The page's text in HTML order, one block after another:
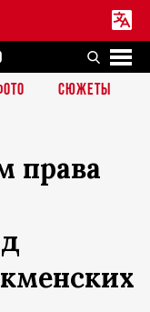
СЮЖЕТЫ
права